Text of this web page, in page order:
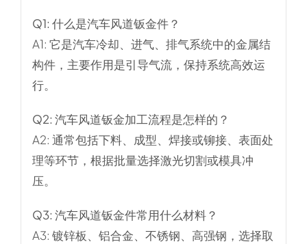
Q1: 什么是汽车风道钣金件？
A1: 它是汽车冷却、进气、排气系统中的金属结
构件，主要作用是引导气流，保持系统高效运
行。
Q2: 汽车风道钣金加工流程是怎样的？
A2: 通常包括下料、成型、焊接或铆接、表面处
理等环节，根据批量选择激光切割或模具冲
压。
Q3: 汽车风道钣金件常用什么材料？
A3: 镀锌板、铝合金、不锈钢、高强钢，选择取